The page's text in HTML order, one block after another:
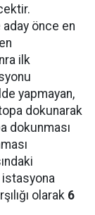
önce en
ilk
yapmayan,
dokunarak
dokunması
olarak 6